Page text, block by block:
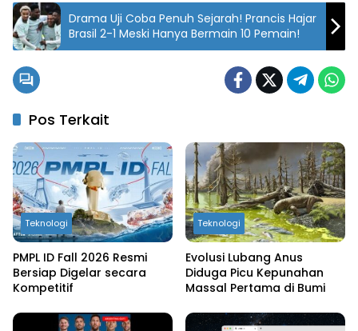
Drama Uji Coba Penuh Sejarah! Prancis Hajar
Brasil 2-1 Meski Hanya Bermain 10 Pemain!
Pos Terkait
Teknologi
PMPL ID Fall 2026 Resmi
Bersiap Digelar secara
Kompetitif
Teknologi
Evolusi Lubang Anus
Diduga Picu Kepunahan
Massal Pertama di Bumi